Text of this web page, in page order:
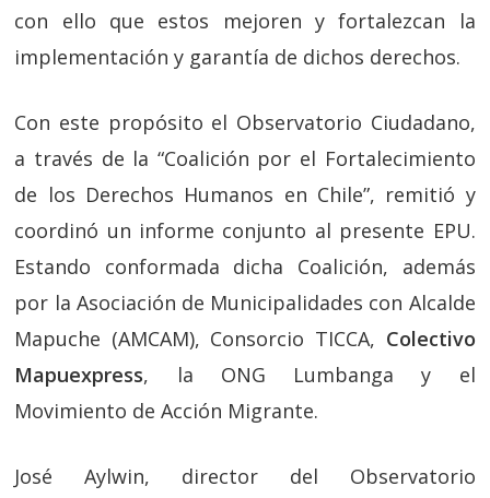
con ello que estos mejoren y fortalezcan la
implementación y garantía de dichos derechos.
Con este propósito el Observatorio Ciudadano,
a través de la “Coalición por el Fortalecimiento
de los Derechos Humanos en Chile”, remitió y
coordinó un informe conjunto al presente EPU.
Estando conformada dicha Coalición, además
por la Asociación de Municipalidades con Alcalde
Mapuche (AMCAM), Consorcio TICCA, Colectivo
Mapuexpress, la ONG Lumbanga y el
Movimiento de Acción Migrante.
José Aylwin, director del Observatorio